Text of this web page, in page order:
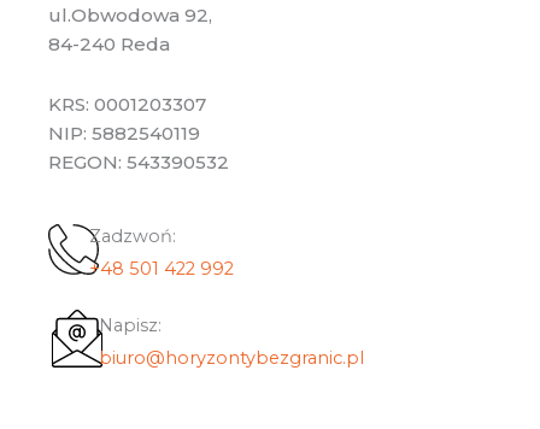
ul.Obwodowa 92,
84-240 Reda
KRS: 0001203307
NIP: 5882540119
REGON: 543390532
Zadzwoń:
+48 501 422 992
Napisz:
biuro@horyzontybezgranic.pl